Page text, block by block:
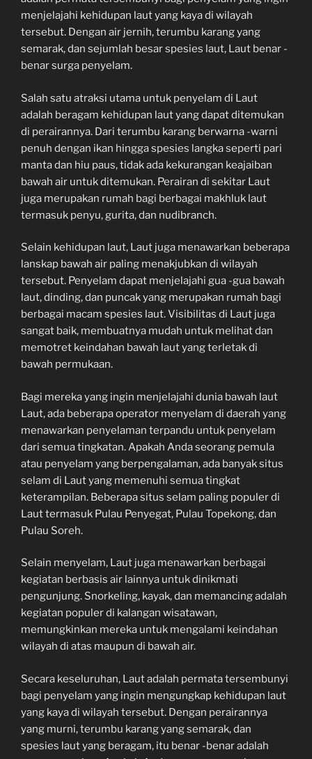
menjelajahi kehidupan laut yang kaya di wilayah
tersebut. Dengan air jernih, terumbu karang yang
semarak, dan sejumlah besar spesies laut, Laut benar -
benar surga penyelam.
Salah satu atraksi utama untuk penyelam di Laut
adalah beragam kehidupan laut yang dapat ditemukan
di perairannya. Dari terumbu karang berwarna -warni
penuh dengan ikan hingga spesies langka seperti pari
manta dan hiu paus, tidak ada kekurangan keajaiban
bawah air untuk ditemukan. Perairan di sekitar Laut
juga merupakan rumah bagi berbagai makhluk laut
termasuk penyu, gurita, dan nudibranch.
Selain kehidupan laut, Laut juga menawarkan beberapa
lanskap bawah air paling menakjubkan di wilayah
tersebut. Penyelam dapat menjelajahi gua -gua bawah
laut, dinding, dan puncak yang merupakan rumah bagi
berbagai macam spesies laut. Visibilitas di Laut juga
sangat baik, membuatnya mudah untuk melihat dan
memotret keindahan bawah laut yang terletak di
bawah permukaan.
Bagi mereka yang ingin menjelajahi dunia bawah laut
Laut, ada beberapa operator menyelam di daerah yang
menawarkan penyelaman terpandu untuk penyelam
dari semua tingkatan. Apakah Anda seorang pemula
atau penyelam yang berpengalaman, ada banyak situs
selam di Laut yang memenuhi semua tingkat
keterampilan. Beberapa situs selam paling populer di
Laut termasuk Pulau Penyegat, Pulau Topekong, dan
Pulau Soreh.
Selain menyelam, Laut juga menawarkan berbagai
kegiatan berbasis air lainnya untuk dinikmati
pengunjung. Snorkeling, kayak, dan memancing adalah
kegiatan populer di kalangan wisatawan,
memungkinkan mereka untuk mengalami keindahan
wilayah di atas maupun di bawah air.
Secara keseluruhan, Laut adalah permata tersembunyi
bagi penyelam yang ingin mengungkap kehidupan laut
yang kaya di wilayah tersebut. Dengan perairannya
yang murni, terumbu karang yang semarak, dan
spesies laut yang beragam, itu benar -benar adalah